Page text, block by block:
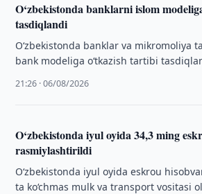
O‘zbekistonda banklarni islom
tasdiqlandi
O‘zbekistonda banklar va mikromoliya
bank modeliga o‘tkazish tartibi
21:26 · 06/08/2026
O‘zbekistonda iyul oyida 34,3 ming
rasmiylashtirildi
O‘zbekistonda iyul oyida eskrou
ta ko‘chmas mulk va transport vositasi